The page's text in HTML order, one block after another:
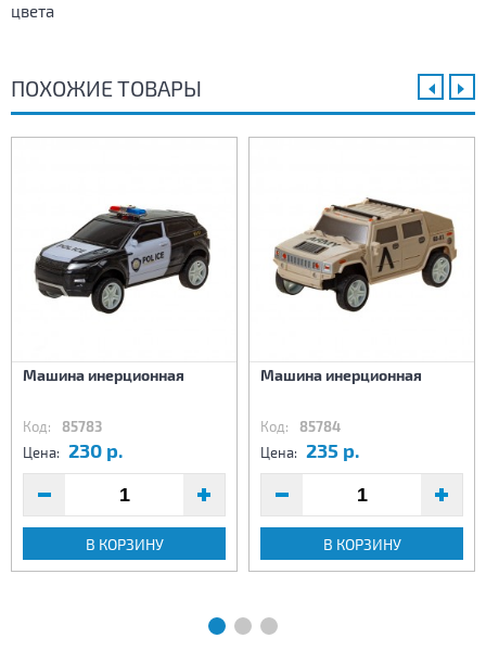
цвета
ПОХОЖИЕ ТОВАРЫ
Машина инерционная
Код: 85783
Цена: 230 р.
В КОРЗИНУ
Машина инерционная
Код: 85784
Цена: 235 р.
В КОРЗИНУ